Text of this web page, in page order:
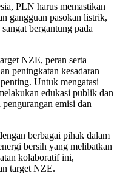
PLN harus memastikan
gangguan pasokan listrik,
bergantung pada
NZE, peran serta
peningkatan kesadaran
Untuk mengatasi
edukasi publik dan
emisi dan
berbagai pihak dalam
bersih yang melibatkan
kolaboratif ini,
target NZE.